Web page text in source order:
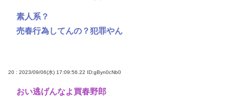
素人系？
売春行為してんの？犯罪やん
20 : 2023/09/06(水) 17:09:56.22 ID:gByn0cNb0
おい逃げんなよ買春野郎